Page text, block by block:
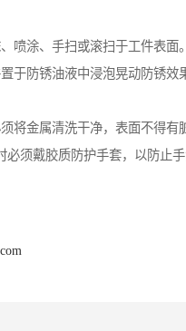
喷涂、手扫或滚扫于工件表面。
于防锈油液中浸泡晃动防锈效
将金属清洗干净，表面不得有
必须戴胶质防护手套，以防止